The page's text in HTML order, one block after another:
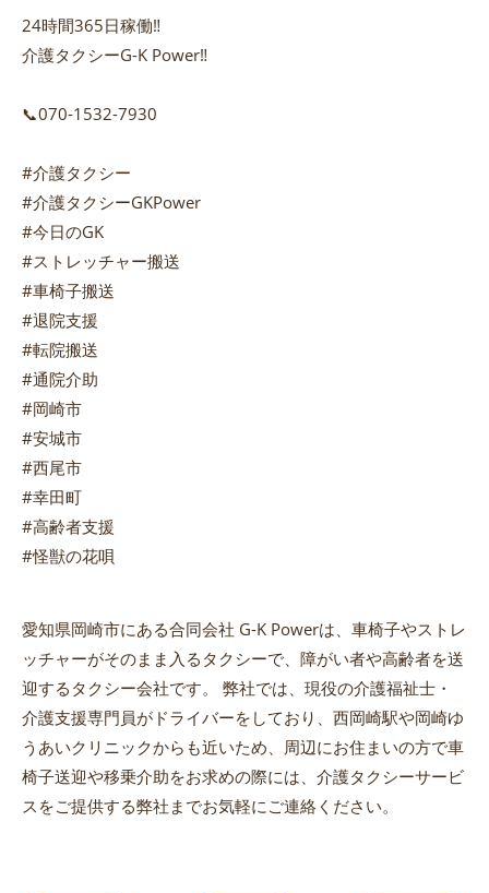
24時間365日稼働‼️
介護タクシーG-K Power‼️
📞070-1532-7930
#介護タクシー
#介護タクシーGKPower
#今日のGK
#ストレッチャー搬送
#車椅子搬送
#退院支援
#転院搬送
#通院介助
#岡崎市
#安城市
#西尾市
#幸田町
#高齢者支援
#怪獣の花唄
愛知県岡崎市にある合同会社 G-K Powerは、車椅子やストレ
ッチャーがそのまま入るタクシーで、障がい者や高齢者を送
迎するタクシー会社です。 弊社では、現役の介護福祉士・
介護支援専門員がドライバーをしており、西岡崎駅や岡崎ゆ
うあいクリニックからも近いため、周辺にお住まいの方で車
椅子送迎や移乗介助をお求めの際には、介護タクシーサービ
スをご提供する弊社までお気軽にご連絡ください。